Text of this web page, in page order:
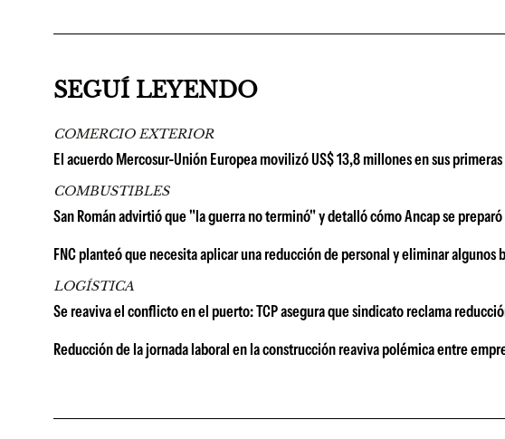
SEGUÍ LEYENDO
COMERCIO EXTERIOR
El acuerdo Mercosur-Unión Europea movilizó US$ 13,8 millones en sus
COMBUSTIBLES
San Román advirtió que "la guerra no terminó" y detalló cómo Ancap se preparó
FNC planteó que necesita aplicar una reducción de personal y eliminar algunos
LOGÍSTICA
Se reaviva el conflicto en el puerto: TCP asegura que sindicato reclama
Reducción de la jornada laboral en la construcción reaviva polémica entre